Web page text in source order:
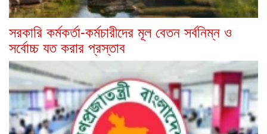
সরকারি কর্মকর্তা-কর্মচারীদের মূল বেতন সর্বনিম্ন ও
সর্বোচ্চ যত করার প্রস্তাব